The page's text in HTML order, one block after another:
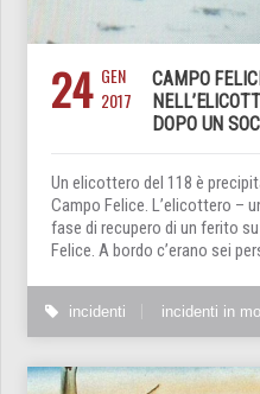
24 GEN
2017
CAMPO
DOPO UN
Un elicottero del 118 è
Campo Felice. L’elicottero –
fase di recupero di un ferito
Felice. A bordo c’erano sei
incidenti incidenti in